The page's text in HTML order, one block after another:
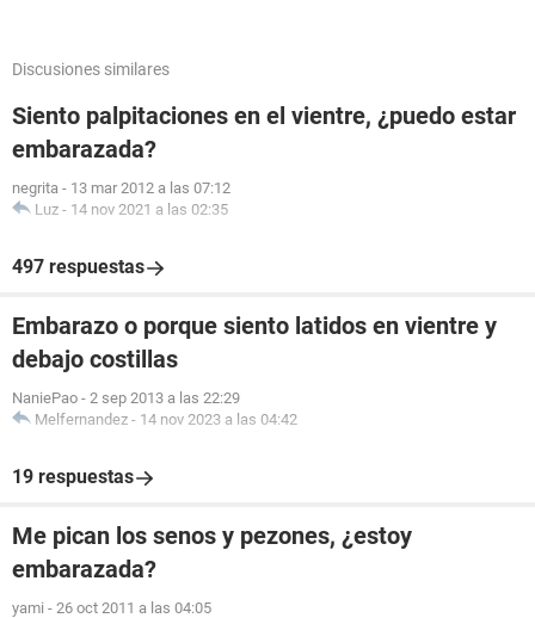
Discusiones similares
Siento palpitaciones en el vientre, ¿puedo estar
embarazada?
negrita - 13 mar 2012 a las 07:12
Luz - 14 nov 2021 a las 02:35
497 respuestas
Embarazo o porque siento latidos en vientre y
debajo costillas
NaniePao - 2 sep 2013 a las 22:29
Melfernandez - 14 nov 2023 a las 04:42
19 respuestas
Me pican los senos y pezones, ¿estoy
embarazada?
yami - 26 oct 2011 a las 04:05